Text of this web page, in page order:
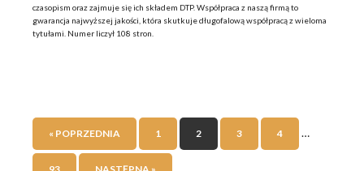
czasopism oraz zajmuje się ich składem DTP. Współpraca z naszą firmą to
gwarancja najwyższej jakości, która skutkuje długofalową współpracą z wieloma
tytułami. Numer liczył 108 stron.
« POPRZEDNIA 1 2 3 4 …